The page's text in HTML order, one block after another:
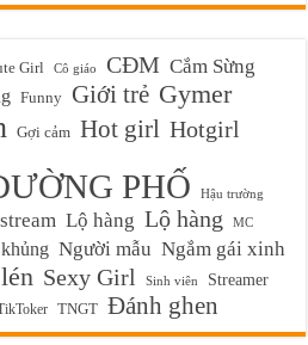
Girl Cô giáo CĐM Cắm Sừng
Funny Giới trẻ Gymer
Gợi cảm Hot girl Hotgirl
PHỐ
Hậu trường
Lộ hàng Lộ hàng MC
Người mẫu Ngắm gái xinh
Sexy Girl Sinh viên Streamer
TNGT Đánh ghen